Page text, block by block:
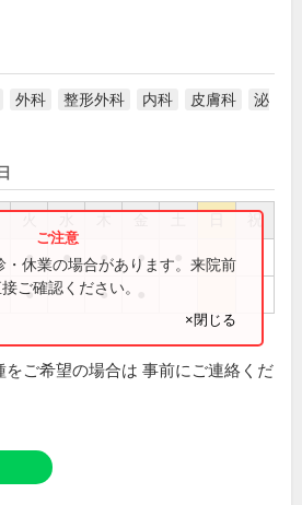
外科 整形外科 内科 皮膚科
泌
祝
● ● ● ●
● ●
・休業の場合があります。来院前
ご確認ください。
×閉じる
をご希望の場合は 事前にご連絡くだ